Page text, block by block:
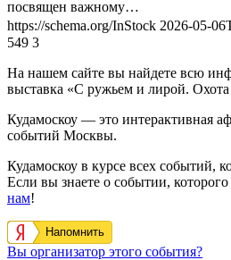
посвящен важному…
https://schema.org/InStock 2026-05-
549 3
На нашем сайте вы найдете всю
выставка «С ружьем и лирой. Охота
Кудамоскоу — это интерактивная
событий Москвы.
Кудамоскоу в курсе всех событий,
Если вы знаете о событии, которого
нам!
Напомнить
Вы организатор этого события?